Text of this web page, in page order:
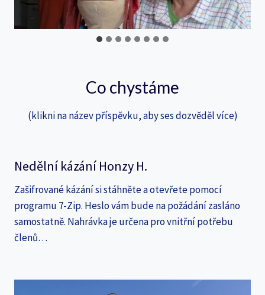
Co chystáme
(klikni na název příspěvku, aby ses dozvěděl více)
Nedělní kázání Honzy H.
Zašifrované kázání si stáhněte a otevřete pomocí
programu 7-Zip. Heslo vám bude na požádání zasláno
samostatně. Nahrávka je určena pro vnitřní potřebu
členů…